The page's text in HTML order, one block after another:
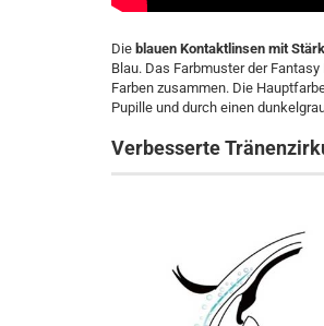
Die blauen Kontaktlinsen mit
Blau. Das Farbmuster der
Farben zusammen. Die
Pupille und durch einen
Verbesserte